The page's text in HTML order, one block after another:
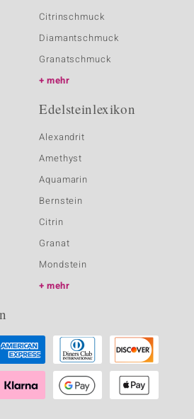
Citrinschmuck
Diamantschmuck
Granatschmuck
mehr
Edelsteinlexikon
Alexandrit
Amethyst
Aquamarin
Bernstein
Citrin
Granat
Mondstein
mehr